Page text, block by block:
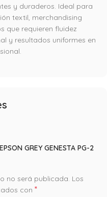
y duraderos. Ideal para
textil, merchandising
que requieren fluidez
y resultados uniformes en
GREY GENESTA PG-2
no será publicada. Los
con *